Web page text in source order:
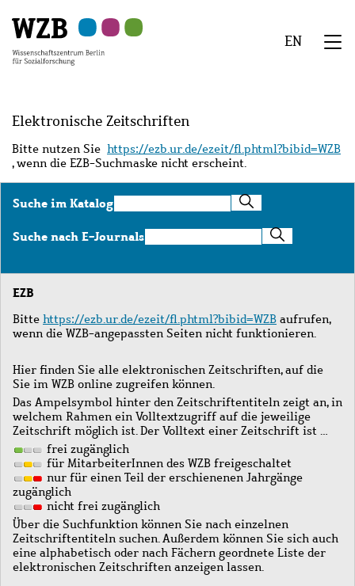
Hauptinhalt
springen
Navigation
springen
Suche
springen
Sekundärnavigation
springen
Fußzeile
springen
EN
Elektronische Zeitschriften
Bitte nutzen Sie https://ezb.ur.de/ezeit/fl.phtml?bibid=WZB
, wenn die EZB-Suchmaske nicht erscheint.
Suche im KatalogSuche
im
Katalog
Suche nach E-JournalsSuche
nach
Journals
EZB
Bitte https://ezb.ur.de/ezeit/fl.phtml?bibid=WZB aufrufen,
wenn die WZB-angepassten Seiten nicht funktionieren.
Hier finden Sie alle elektronischen Zeitschriften, auf die
Sie im WZB online zugreifen können.
Das Ampelsymbol hinter den Zeitschriftentiteln zeigt an, in
welchem Rahmen ein Volltextzugriff auf die jeweilige
Zeitschrift möglich ist. Der Volltext einer Zeitschrift ist …
frei zugänglich
für MitarbeiterInnen des WZB freigeschaltet
nur für einen Teil der erschienenen Jahrgänge
zugänglich
nicht frei zugänglich
Über die Suchfunktion können Sie nach einzelnen
Zeitschriftentiteln suchen. Außerdem können Sie sich auch
eine alphabetisch oder nach Fächern geordnete Liste der
elektronischen Zeitschriften anzeigen lassen.